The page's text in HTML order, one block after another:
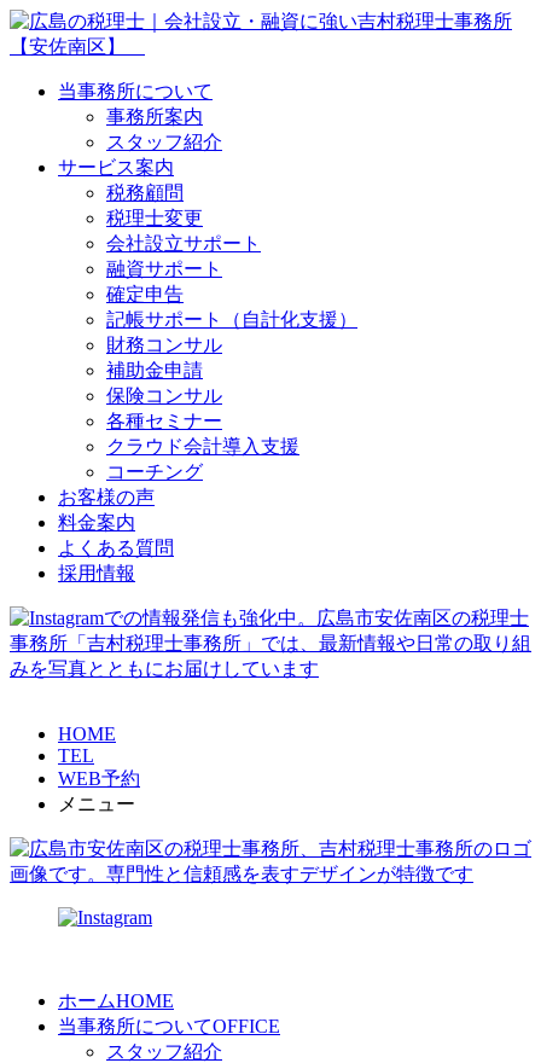
当事務所について
事務所案内
スタッフ紹介
サービス案内
税務顧問
税理士変更
会社設立サポート
融資サポート
確定申告
記帳サポート（自計化支援）
財務コンサル
補助金申請
保険コンサル
各種セミナー
クラウド会計導入支援
コーチング
お客様の声
料金案内
よくある質問
採用情報
HOME
TEL
WEB予約
メニュー
ホームHOME
当事務所についてOFFICE
スタッフ紹介